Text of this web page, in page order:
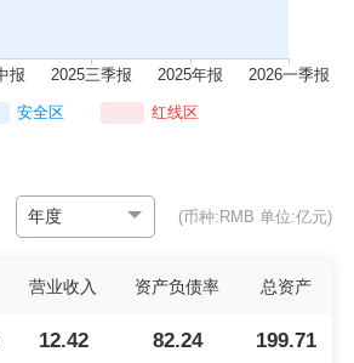
安全区 红线区
年度 (币种:RMB 单位:亿元)
营业收入 资产负债率 总资产
12.42 82.24 199.71